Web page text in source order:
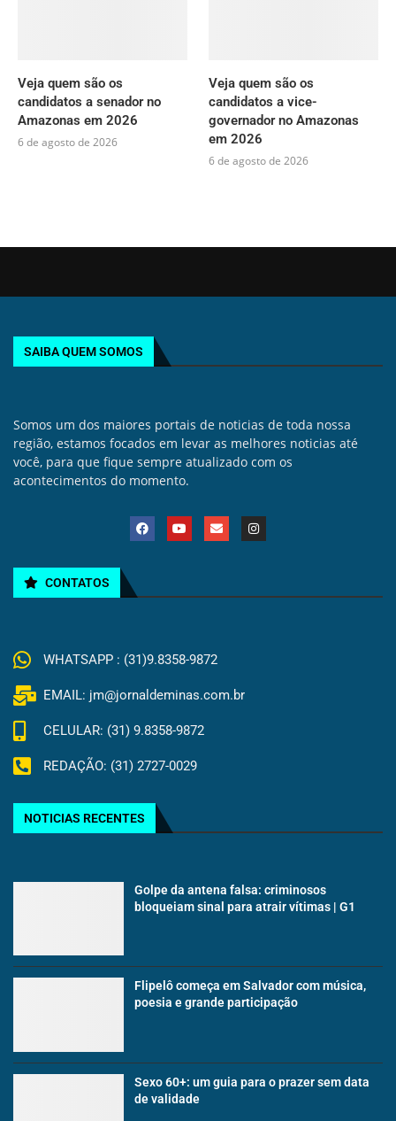
Veja quem são os
candidatos a senador no
Amazonas em 2026
6 de agosto de 2026
Veja quem são os
candidatos a vice-
governador no Amazonas
em 2026
6 de agosto de 2026
SAIBA QUEM SOMOS
Somos um dos maiores portais de noticias de toda nossa
região, estamos focados em levar as melhores noticias até
você, para que fique sempre atualizado com os
acontecimentos do momento.
CONTATOS
WHATSAPP : (31)9.8358-9872
EMAIL: jm@jornaldeminas.com.br
CELULAR: (31) 9.8358-9872
REDAÇÃO: (31) 2727-0029
NOTICIAS RECENTES
Golpe da antena falsa: criminosos
bloqueiam sinal para atrair vítimas | G1
Flipelô começa em Salvador com música,
poesia e grande participação
Sexo 60+: um guia para o prazer sem data
de validade